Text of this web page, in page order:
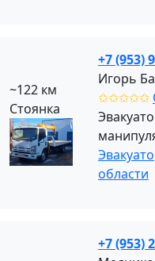
~122 км
Стоянка
+7 (953)
Игорь
✩✩✩✩✩
области
+7 (953)